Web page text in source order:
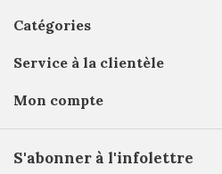
Catégories
Service à la clientèle
Mon compte
S'abonner à l'infolettre